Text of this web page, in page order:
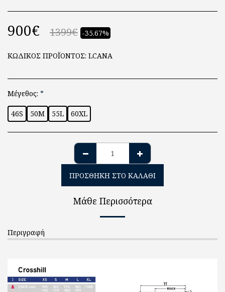
900€ 1399€ -35.67%
ΚΩΔΙΚΟΣ ΠΡΟΪΟΝΤΟΣ: LCANA
Μέγεθος: *
46S 50M 55L 60XL
ΠΡΟΣΘΉΚΗ ΣΤΟ ΚΑΛΆΘΙ
Μάθε Περισσότερα
Περιγραφή